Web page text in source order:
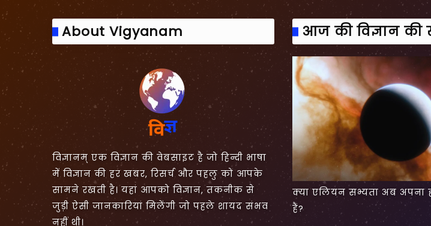
About Vigyanam
विज्ञानम् एक विज्ञान की वेबसाइट है जो हिन्दी भाषा
में विज्ञान की हर खबर, रिसर्च और पहलु को आपके
सामने रखती है। यहां आपको विज्ञान, तकनीक से
जुड़ी ऐसी जानकारियां मिलेंगी जो पहले शायद संभव
नहीं थी।
आज की विज्ञान की
क्या एलियन सभ्यता अब अपना
हैं?